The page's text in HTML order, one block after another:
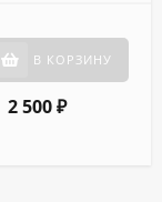
В КОРЗИНУ
2 500 ₽